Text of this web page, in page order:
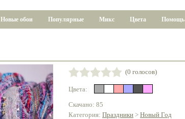
Новые обои Популярные Микс Цвета Помощь
(0 голосов)
Цвета:
Скачано: 85
Категория: Праздники > Новый Год